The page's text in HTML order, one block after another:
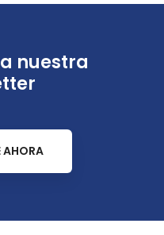
nuestra
AHORA